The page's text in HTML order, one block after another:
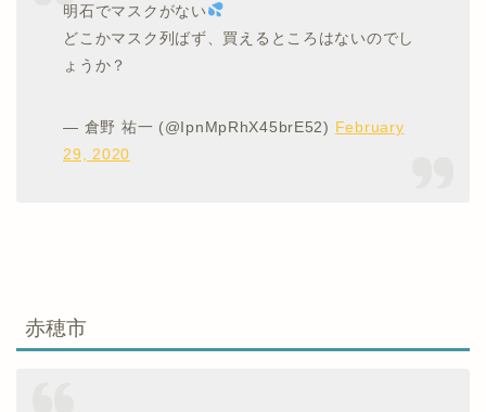
明石でマスクがない
どこかマスク列ばず、買えるところはないのでし
ょうか？
— 倉野 祐一 (@IpnMpRhX45brE52) February
29, 2020
赤穂市